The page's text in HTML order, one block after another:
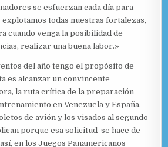
se esfuerzan cada día para
explotamos todas nuestras fortalezas,
cuando venga la posibilidad de
realizar una buena labor.»
del año tengo el propósito de
es alcanzar un convincente
la ruta crítica de la preparación
en Venezuela y España,
de avión y los visados al segundo
porque esa solicitud se hace de
en los Juegos Panamericanos